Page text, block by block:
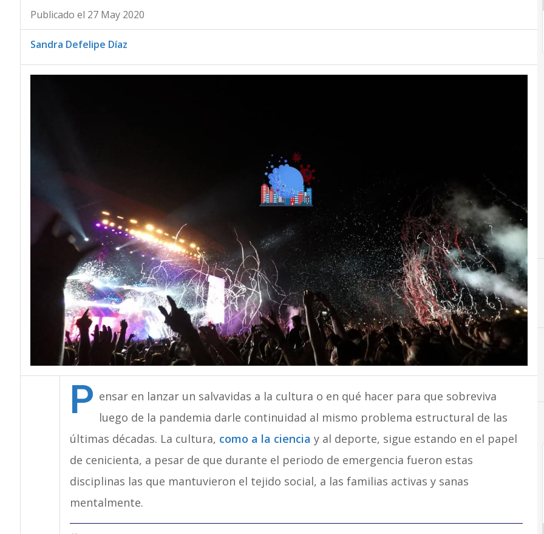
Publicado el 27 May 2020
Sandra Defelipe Díaz
P ensar en lanzar un salvavidas a la cultura o en qué hacer para que sobreviva
luego de la pandemia darle continuidad al mismo problema estructural de las
últimas décadas. La cultura, como a la ciencia y al deporte, sigue estando en el papel
de cenicienta, a pesar de que durante el periodo de emergencia fueron estas
disciplinas las que mantuvieron el tejido social, a las familias activas y sanas
mentalmente.
C
Coronavirus
C